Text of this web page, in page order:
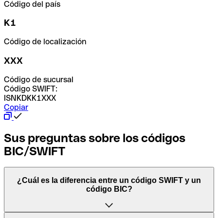
Código del país
K1
Código de localización
XXX
Código de sucursal
Código SWIFT:
ISNKDKK1XXX
Copiar
Sus preguntas sobre los códigos
BIC/SWIFT
¿Cuál es la diferencia entre un código SWIFT y un
código BIC?